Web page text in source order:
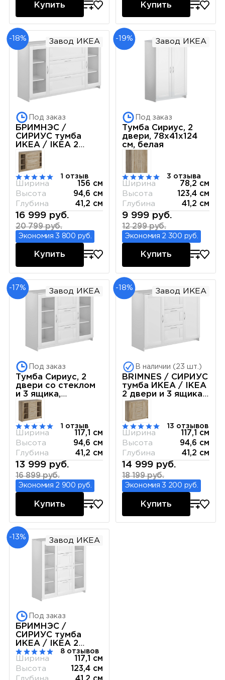
Купить Купить
-18% Завод ИКЕА
Под заказ
БРИМНЭС /
СИРИУС тумба
ИКЕА / IKEA 2
двери со стеклом
и 3 ящика 156х95
белая
1 отзыв
Ширина
156 см
Высота
94,6 см
Глубина
41,2 см
16 999 руб.
20 799 руб.
Экономия 3 800 руб.
Купить
-19% Завод ИКЕА
Под заказ
Тумба Сириус, 2
двери, 78х41х124
см, белая
3 отзыва
Ширина
78,2 см
Высота
123,4 см
Глубина
41,2 см
9 999 руб.
12 299 руб.
Экономия 2 300 руб.
Купить
-17% Завод ИКЕА
Под заказ
Тумба Сириус, 2
двери со стеклом
и 3 ящика,
117х41х95 см, белая
1 отзыв
Ширина
117,1 см
Высота
94,6 см
Глубина
41,2 см
13 999 руб.
16 899 руб.
Экономия 2 900 руб.
Купить
-18% Завод ИКЕА
В наличии (23 шт.)
BRIMNES / СИРИУС
тумба ИКЕА / IKEA
2 двери и 3 ящика
117х95 белая
13 отзывов
Ширина
117,1 см
Высота
94,6 см
Глубина
41,2 см
14 999 руб.
18 199 руб.
Экономия 3 200 руб.
Купить
-13% Завод ИКЕА
Под заказ
БРИМНЭС /
СИРИУС тумба
ИКЕА / IKEA 2
двери со стеклом
и 4 ящика 117х123
белая
8 отзывов
Ширина
117,1 см
Высота
123,4 см
Глубина
41,2 см